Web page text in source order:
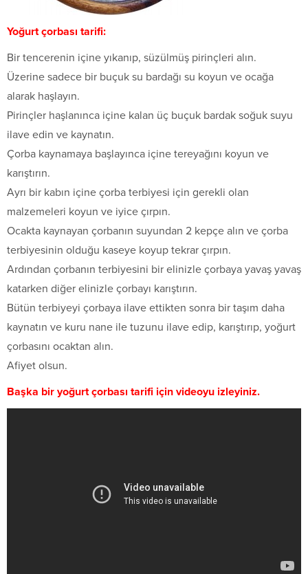
Yoğurt çorbası tarifi:
Bir tencerenin içine yıkanıp, süzülmüş pirinçleri alın.
Üzerine sadece bir buçuk su bardağı su koyun ve ocağa
alarak haşlayın.
Pirinçler haşlanınca içine kalan üç buçuk bardak soğuk suyu
ilave edin ve kaynatın.
Çorba kaynamaya başlayınca içine tereyağını koyun ve
karıştırın.
Ayrı bir kabın içine çorba terbiyesi için gerekli olan
malzemeleri koyun ve iyice çırpın.
Ocakta kaynayan çorbanın suyundan 2 kepçe alın ve çorba
terbiyesinin olduğu kaseye koyup tekrar çırpın.
Ardından çorbanın terbiyesini bir elinizle çorbaya yavaş yavaş
katarken diğer elinizle çorbayı karıştırın.
Bütün terbiyeyi çorbaya ilave ettikten sonra bir taşım daha
kaynatın ve kuru nane ile tuzunu ilave edip, karıştırıp, yoğurt
çorbasını ocaktan alın.
Afiyet olsun.
Başka bir yoğurt çorbası tarifi için videoyu izleyiniz.